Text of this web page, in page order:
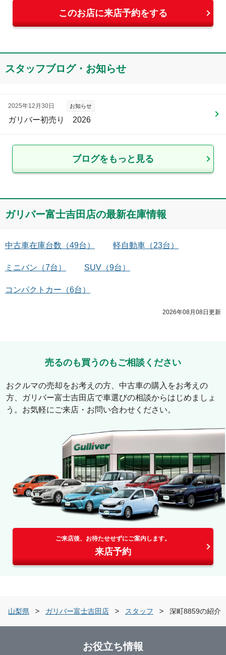
このお店に来店予約をする
スタッフブログ・お知らせ
2025年12月30日 お知らせ
ガリバー初売り 2026
ブログをもっと見る
ガリバー富士吉田店の最新在庫情報
中古車在庫台数 （49台） 軽自動車 （23台）
ミニバン （7台） SUV （9台）
コンパクトカー （6台）
2026年08月08日更新
売るのも買うのもご相談ください
おクルマの売却をお考えの方、中古車の購入をお考えの
方、
ガリバー富士吉田店で車選びの相談からはじめましょ
う。お気軽にご来店・お問い合わせください。
ご来店後、お待たせせずにご案内します。
来店予約
山梨県 ガリバー富士吉田店 スタッフ 深町8859の紹介
お役立ち情報